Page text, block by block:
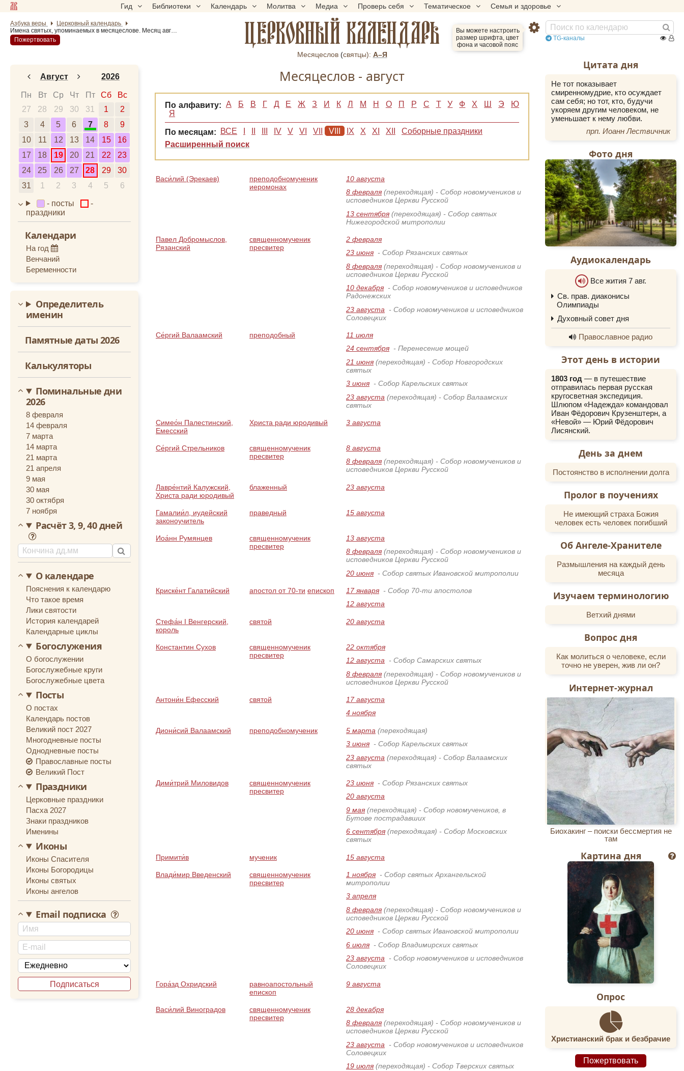
Гид Библиотеки Календарь Молитва Медиа Проверь себя Тематическое Семья и здоровье
Азбука веры
Церковный календарь
Имена святых, упоминаемых в месяцеслове. Месяц август.
Пожертвовать
ЦЕРКОВНЫЙ КАЛЕНДАРЬ
Вы можете настроить
размер шрифта, цвет
фона и часовой пояс
TG-каналы
Месяцеслов(cвятцы): А–Я
Месяцеслов - август
По алфавиту: А Б В Г Д Е Ж З И К Л М Н О П Р С Т У Ф Х Ш Э
Ю
Я
По месяцам: ВСЕ IV V VI VII VIII IX X XI XII
Соборные праздники
Расширенный поиск
Васи́лий (Эрекаев)
преподобномученик
иеромонах
10 августа
8 февраля (переходящая) - Собор новомучеников и
исповедников Церкви Русской
13 сентября (переходящая) - Собор святых
Нижегородской митрополии
Павел Добромыслов,
Рязанский
священномученик
пресвитер
2 февраля
23 июня - Собор Рязанских святых
8 февраля (переходящая) - Собор новомучеников и
исповедников Церкви Русской
10 декабря - Собор новомучеников и исповедников
Радонежских
23 августа - Собор новомучеников и исповедников
Соловецких
Се́ргий Валаамский преподобный
11 июля
24 сентября - Перенесение мощей
21 июня (переходящая) - Собор Новгородских
святых
3 июня - Собор Карельских святых
23 августа (переходящая) - Собор Валаамских
святых
Симео́н Палестинский,
Емесский
Христа ради юродивый 3 августа
Се́ргий Стрельников
священномученик
пресвитер
8 августа
8 февраля (переходящая) - Собор новомучеников и
исповедников Церкви Русской
Лавре́нтий Калужский,
Христа ради юродивый
блаженный 23 августа
Гамалии́л, иудейский
законоучитель
праведный 15 августа
Иоа́нн Румянцев
священномученик
пресвитер
13 августа
8 февраля (переходящая) - Собор новомучеников и
исповедников Церкви Русской
20 июня - Собор святых Ивановской митрополии
Криске́нт Галатийский апостол от 70-ти епископ 17 января - Собор 70-ти апостолов
12 августа
Стефа́н I Венгерский,
король
святой 20 августа
Константин Сухов
священномученик
пресвитер
22 октября
12 августа - Собор Самарских святых
8 февраля (переходящая) - Собор новомучеников и
исповедников Церкви Русской
Антони́н Ефесский святой
17 августа
4 ноября
Диони́сий Валаамский преподобномученик 5 марта (переходящая)
3 июня - Собор Карельских святых
23 августа (переходящая) - Собор Валаамских
святых
Дими́трий Миловидов
священномученик
пресвитер
23 июня - Собор Рязанских святых
20 августа
9 мая (переходящая) - Собор новомучеников, в
Бутове пострадавших
6 сентября (переходящая) - Собор Московских
святых
Примити́в мученик 15 августа
Влади́мир Введенский
священномученик
пресвитер
1 ноября - Собор святых Архангельской
митрополии
3 апреля
8 февраля (переходящая) - Собор новомучеников и
исповедников Церкви Русской
20 июня - Собор святых Ивановской митрополии
6 июля - Собор Владимирских святых
23 августа - Собор новомучеников и исповедников
Соловецких
Гора́зд Охридский
равноапостольный
епископ
9 августа
Васи́лий Виноградов
священномученик
пресвитер
28 декабря
8 февраля (переходящая) - Собор новомучеников и
исповедников Церкви Русской
23 августа - Собор новомучеников и исповедников
Соловецких
19 июля (переходящая) - Собор Тверских святых
Январь
Февраль
Март
Апрель
Май
Июнь
Июль
Август
Сентябрь
Октябрь
Ноябрь
Декабрь
Август
2024
2025
2026
2027
2028
2026
Пн Вт Ср Чт Пт Сб
Вс
27
28 29 30 31 1
2
3
4 5 6 7 8
9
10
11 12 13 14 15
16
17
18 19 20 21 22
23
24
25 26 27 28 29
30
31
1 2 3 4 5 6
- посты
-
праздники
Календари
На год
Венчаний
Беременности
Определитель
именин
Памятные даты 2026
Калькуляторы
Поминальные дни
2026
8 февраля
14 февраля
7 марта
14 марта
21 марта
21 апреля
9 мая
30 мая
30 октября
7 ноября
Расчёт 3, 9, 40 дней
О календаре
Пояснения к календарю
Что такое время
Лики святости
История календарей
Календарные циклы
Богослужения
О богослужении
Богослужебные круги
Богослужебные цвета
Посты
О постах
Календарь постов
Великий пост 2027
Многодневные посты
Однодневные посты
Православные посты
Великий Пост
Праздники
Церковные праздники
Пасха 2027
Знаки праздников
Именины
Иконы
Иконы Спасителя
Иконы Богородицы
Иконы святых
Иконы ангелов
Email подписка
Подписаться
Цитата дня
Не тот показывает
смиренномудрие, кто осуждает
сам себя; но тот, кто, будучи
укоряем другим человеком, не
уменьшает к нему любви.
прп. Иоанн Лествичник
Фото дня
Аудиокалендарь
Все жития 7 авг.
Св. прав. диаконисы
Олимпиады
0:00
Духовный совет дня
0:00
Православное радио
Этот день в истории
1803 год — в путешествие
отправилась первая русская
кругосветная экспедиция.
Шлюпом «Надежда» командовал
Иван Фёдорович Крузенштерн, а
«Невой» — Юрий Фёдорович
Лисянский.
День за днем
Постоянство в исполнении долга
Пролог в поучениях
Не имеющий страха Божия
человек есть человек погибший
Об Ангеле-Хранителе
Размышления на каждый день
месяца
Изучаем терминологию
Ветхий днями
Вопрос дня
Как молиться о человеке, если
точно не уверен, жив ли он?
Интернет-журнал
Биохакинг – поиски бессмертия не
там
Картина дня
Опрос
Христианский брак и безбрачие
Пожертвовать